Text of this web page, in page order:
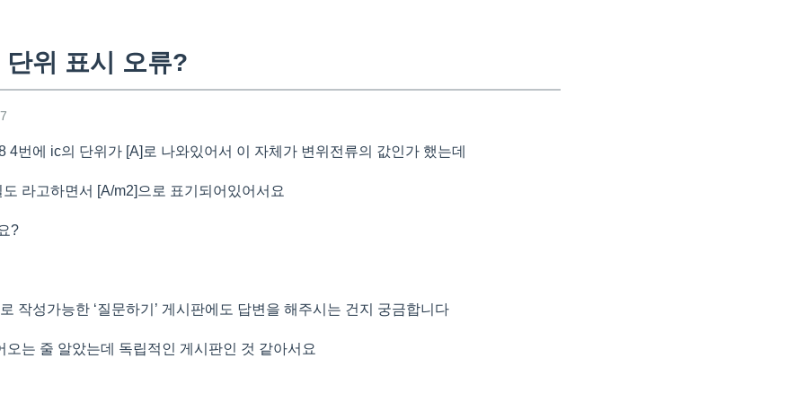
위 표시 오류?
4번에 ic의 단위가 [A]로 나와있어서 이 자체가 변위전류의 값인가 했는데
라고하면서 [A/m2]으로 표기되어있어서요
?
작성가능한 ‘질문하기’ 게시판에도 답변을 해주시는 건지 궁금합니다
는 줄 알았는데 독립적인 게시판인 것 같아서요